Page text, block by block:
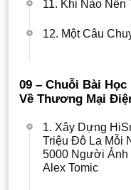
11. Khi Nào Nên
12. Một Câu
09 – Chuỗi Bài Học
Về Thương Mại
1. Xây Dựng
Triệu Đô La Mỗi
5000 Người
Alex Tomic